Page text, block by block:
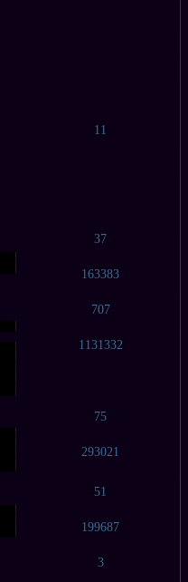
11
37
163383
707
1131332
75
293021
51
199687
3